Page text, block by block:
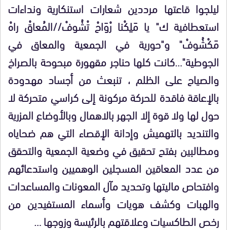
ليلجوا قاعتها مرددين شعارات استنكارية ونداءات
استعطافية ك" يا مَلِكْنا رْوَاحْ تْشُوفْ//المُعاقْ راهْ
مَكْشُوفْ" و"حورية في الجمعية والمعاق في
الجوطية"…كانت كلها حناجر مقهورة مبحوحة بالصراخ
والصياح على الظلم ، تنبعث من أجساد مهدودة
بالإعاقة فاقدة للحركة مركونة إلى كراسي متحركة لا
حول لها ولا قوة إلا الجهر بالاهمال وبالأوضاع المزرية
والتنديد بالتهميش وإدانة الإقصاء التي هم ضحاياه
ومطالبين بفتح تحقيق في وضعية الجمعية والتحقق
من عدد المعاقين المسجلين الوهميين واستدعائهم
وافتحاص ماليتها وتحديد مآل المعونات والمساعدات
والهبات وكشف هويات وأسماء المستفيدين من
رخص الطاكسيات وعلاقتهم بالرئيسة وزوجها …